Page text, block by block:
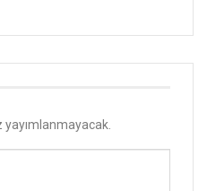
yayımlanmayacak.